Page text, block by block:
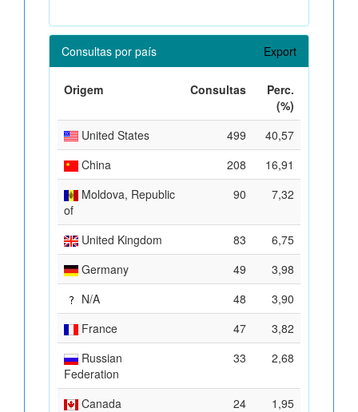
Consultas por país Export
Origem Consultas
Perc.
(%)
United States
499
40,57
China
208
16,91
Moldova, Republic
of
90 7,32
United Kingdom 83
6,75
Germany
49
3,98
N/A
48
3,90
France
47
3,82
Russian
Federation
33 2,68
Canada 24
1,95